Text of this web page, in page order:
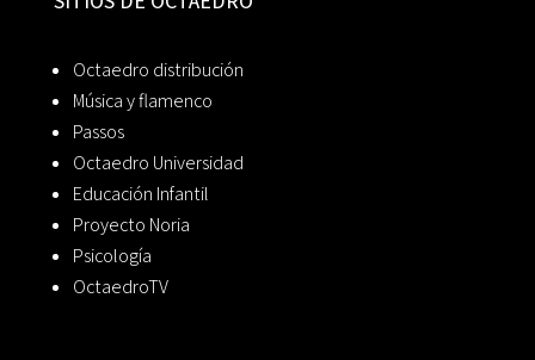
Octaedro distribución
Música y flamenco
Passos
Octaedro Universidad
Educación Infantil
Proyecto Noria
Psicología
OctaedroTV